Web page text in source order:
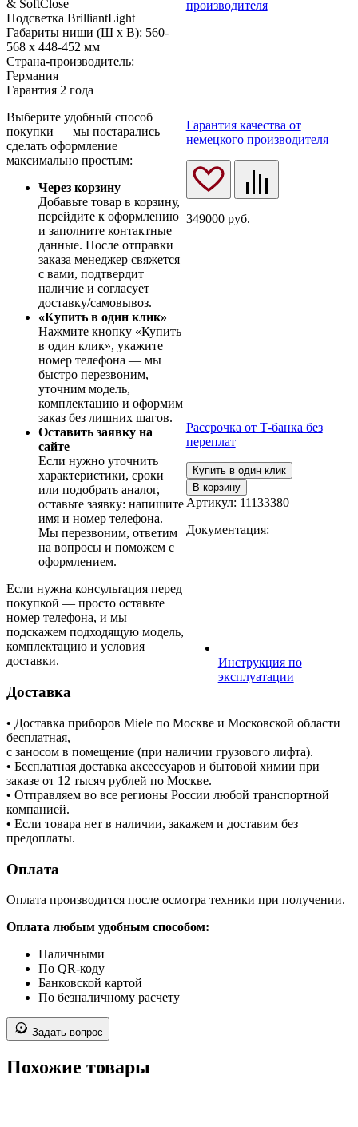
производителя
Гарантия качества от
немецкого производителя
349000 руб.
Рассрочка от Т-банка без
переплат
Купить в один клик
В корзину
Артикул: 11133380
Документация:
Инструкция по
эксплуатации
& SoftClose
Подсветка BrilliantLight
Габариты ниши (Ш х В): 560-
568 х 448-452 мм
Страна-производитель:
Германия
Гарантия 2 года
Выберите удобный способ
покупки — мы постарались
сделать оформление
максимально простым:
Через корзину
Добавьте товар в корзину,
перейдите к оформлению
и заполните контактные
данные. После отправки
заказа менеджер свяжется
с вами, подтвердит
наличие и согласует
доставку/самовывоз.
«Купить в один клик»
Нажмите кнопку «Купить
в один клик», укажите
номер телефона — мы
быстро перезвоним,
уточним модель,
комплектацию и оформим
заказ без лишних шагов.
Оставить заявку на
сайте
Если нужно уточнить
характеристики, сроки
или подобрать аналог,
оставьте заявку: напишите
имя и номер телефона.
Мы перезвоним, ответим
на вопросы и поможем с
оформлением.
Если нужна консультация перед
покупкой — просто оставьте
номер телефона, и мы
подскажем подходящую модель,
комплектацию и условия
доставки.
Доставка
• Доставка приборов Miele по Москве и Московской области
бесплатная,
с заносом в помещение (при наличии грузового лифта).
• Бесплатная доставка аксессуаров и бытовой химии при
заказе от 12 тысяч рублей по Москве.
• Отправляем во все регионы России любой транспортной
компанией.
• Если товара нет в наличии, закажем и доставим без
предоплаты.
Оплата
Оплата производится после осмотра техники при получении.
Оплата любым удобным способом:
Наличными
По QR-коду
Банковской картой
По безналичному расчету
Задать вопрос
Похожие товары